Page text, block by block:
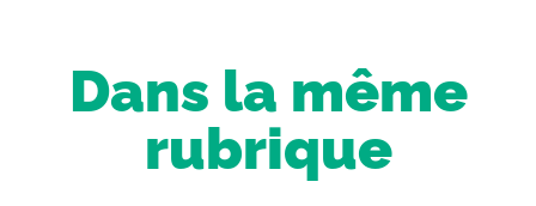
Dans la même
rubrique